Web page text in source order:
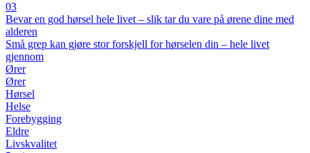
03
Bevar en god hørsel hele livet – slik tar du vare på ørene dine med
alderen
Små grep kan gjøre stor forskjell for hørselen din – hele livet
gjennom
Ører
Ører
Hørsel
Helse
Forebygging
Eldre
Livskvalitet